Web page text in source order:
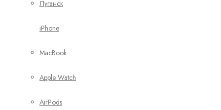
iPhone
MacBook
Apple Watch
AirPods